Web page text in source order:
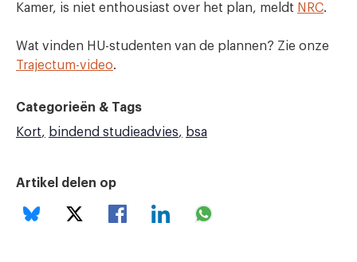
Kamer, is niet enthousiast over het plan, meldt NRC.
Wat vinden HU-studenten van de plannen? Zie onze
Trajectum-video.
Categorieën & Tags
Kort
bindend studieadvies bsa
Artikel delen op